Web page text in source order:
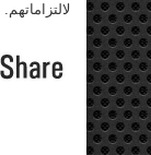
لالتزاماتهم.